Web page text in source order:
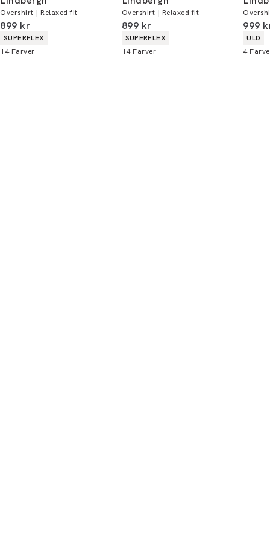
Du kan indløse din bonus 365 dage om året i
alle butikker og online.
Overshirt | Relaxed fit
I alt (inkl. rabat)
899 kr
Produkt egenskaber
SUPERFLEX
14 Farver
Overshirt | Relaxed fit
I alt (inkl. rabat)
899 kr
Produkt egenskaber
SUPERFLEX
14 Farver
I alt
999
ULD
4